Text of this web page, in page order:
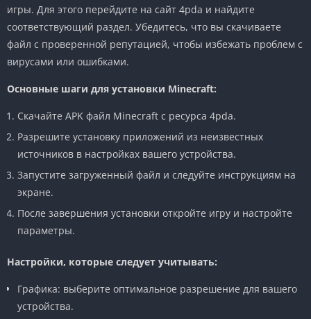
игры. Для этого перейдите на сайт 4pda и найдите
соответствующий раздел. Убедитесь, что вы скачиваете
файл с проверенной репутацией, чтобы избежать проблем с
вирусами или ошибками.
Основные шаги для установки Minecraft:
Скачайте APK файл Minecraft с ресурса 4pda.
Разрешите установку приложений из неизвестных
источников в настройках вашего устройства.
Запустите загруженный файл и следуйте инструкциям на
экране.
После завершения установки откройте игру и настройте
параметры.
Настройки, которые следует учитывать:
Графика: выберите оптимальное разрешение для вашего
устройства.